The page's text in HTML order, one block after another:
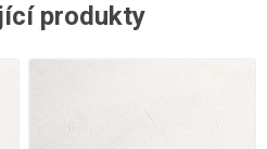
produkty